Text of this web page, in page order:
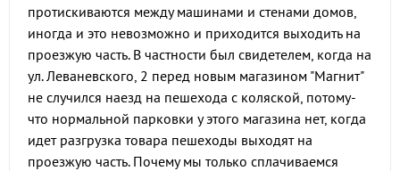
протискиваются между машинами и стенами домов,
иногда и это невозможно и приходится выходить на
проезжую часть. В частности был свидетелем, когда на
ул. Леваневского, 2 перед новым магазином "Магнит"
не случился наезд на пешехода с коляской, потому-
что нормальной парковки у этого магазина нет, когда
идет разгрузка товара пешеходы выходят на
проезжую часть. Почему мы только сплачиваемся